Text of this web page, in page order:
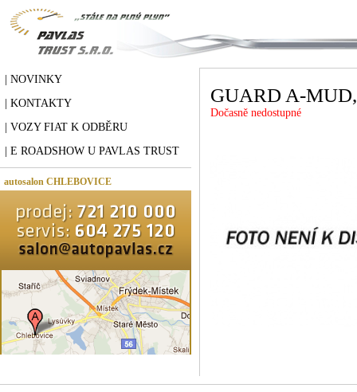
| NOVINKY
| KONTAKTY
| VOZY FIAT K ODBĚRU
| E ROADSHOW U PAVLAS TRUST
autosalon CHLEBOVICE
GUARD A-
Dočasně nedostupné